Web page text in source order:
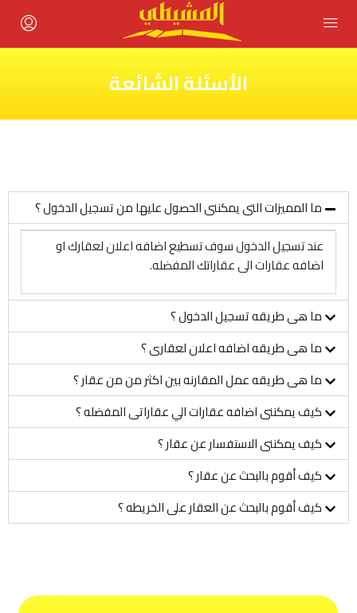
الأسئلة الشائعة
ما المميزات التى يمكننى الحصول عليها من تسجيل الدخول ؟
عند تسجيل الدخول سوف تسطيع اضافه اعلان لعقارك او
اضافه عقارات الى عقاراتك المفضله.
ما هى طريقه تسجيل الدخول ؟
ما هى طريقه اضافه اعلان لعقارى ؟
ما هى طريقه عمل المقارنه بين اكثر من من عقار ؟
كيف يمكننى اضافه عقارات الي عقاراتى المفضله ؟
كيف يمكننى الاستفسار عن عقار ؟
كيف أقوم بالبحث عن عقار ؟
كيف أقوم بالبحث عن العقار على الخريطه ؟